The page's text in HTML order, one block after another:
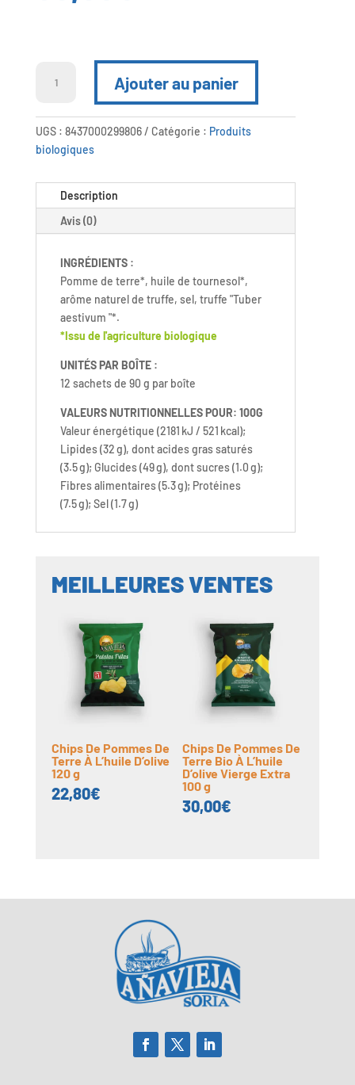
Bio
Saveur
Ajouter au panier
UGS : 8437000299806 Catégorie : Produits
biologiques
Description
Avis (0)
INGRÉDIENTS :
Pomme de terre*, huile de tournesol*,
arôme naturel de truffe, sel, truffe "Tuber
aestivum "*.
*Issu de l'agriculture biologique
UNITÉS PAR BOÎTE :
12 sachets de 90 g par boîte
VALEURS NUTRITIONNELLES POUR: 100G
Valeur énergétique (2181 kJ / 521 kcal);
Lipides (32 g), dont acides gras saturés
(3.5 g); Glucides (49 g), dont sucres (1.0 g);
Fibres alimentaires (5.3 g); Protéines
(7.5 g); Sel (1.7 g)
MEILLEURES VENTES
Chips De Pommes De
Terre À L’huile D’olive
120 g
22,80€
Chips De Pommes De
Terre Bio À L’huile
D’olive Vierge Extra
100 g
30,00€